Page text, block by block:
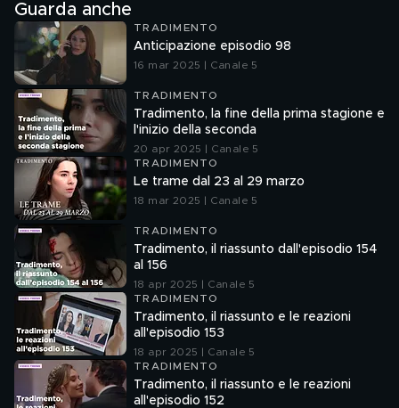
Guarda anche
TRADIMENTO
Anticipazione episodio 98
16 mar 2025 | Canale 5
TRADIMENTO
Tradimento, la fine della prima stagione e
l'inizio della seconda
20 apr 2025 | Canale 5
TRADIMENTO
Le trame dal 23 al 29 marzo
18 mar 2025 | Canale 5
TRADIMENTO
Tradimento, il riassunto dall'episodio 154
al 156
18 apr 2025 | Canale 5
TRADIMENTO
Tradimento, il riassunto e le reazioni
all'episodio 153
18 apr 2025 | Canale 5
TRADIMENTO
Tradimento, il riassunto e le reazioni
all'episodio 152